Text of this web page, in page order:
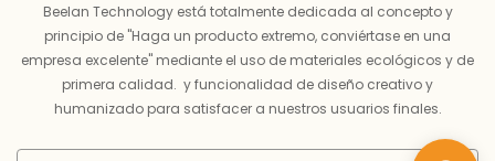
Beelan Technology está totalmente dedicada al concepto y
principio de "Haga un producto extremo, conviértase en una
empresa excelente" mediante el uso de materiales ecológicos y de
primera calidad. y funcionalidad de diseño creativo y
humanizado para satisfacer a nuestros usuarios finales.